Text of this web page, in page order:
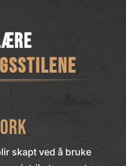
skapt ved å bruke